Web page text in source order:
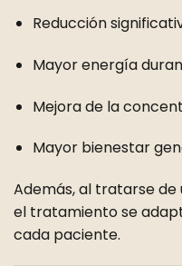
Reducción
Mayor energía
Mejora de la
Mayor bienestar
Además, al tratarse de
el tratamiento se
cada paciente.